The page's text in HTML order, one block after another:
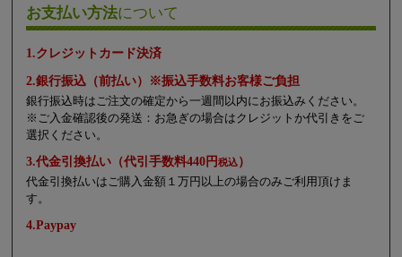
お支払い方法について
1.クレジットカード決済
2.銀行振込（前払い）※振込手数料お客様ご負担
銀行振込時はご注文の確定から一週間以内にお振込みください。
※ご入金確認後の発送：お急ぎの場合はクレジットか代引きをご
選択ください。
3.代金引換払い（代引手数料440円税込）
代金引換払いはご購入金額１万円以上の場合のみご利用頂けま
す。
4.Paypay